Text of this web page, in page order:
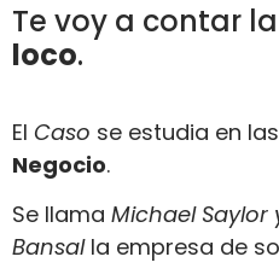
Te voy a contar
loco.
El Caso se estudia en
Negocio.
Se llama Michael Saylor
Bansalla empresa de